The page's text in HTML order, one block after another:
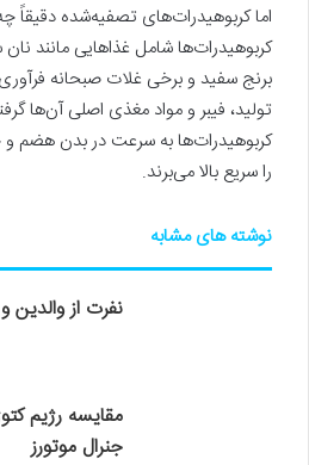
اما کربوهیدرات‌های تصفیه‌شده دقیقاً
کربوهیدرات‌ها شامل غذاهایی مانند
برنج سفید و برخی غلات صبحانه
تولید، فیبر و مواد مغذی اصلی آن‌ها
کربوهیدرات‌ها به سرعت در بدن هضم
را سریع بالا می‌برند.
نوشته های مشابه
نفرت از والدین و ۸ راهکار برای مقابله
جنرال موتورز